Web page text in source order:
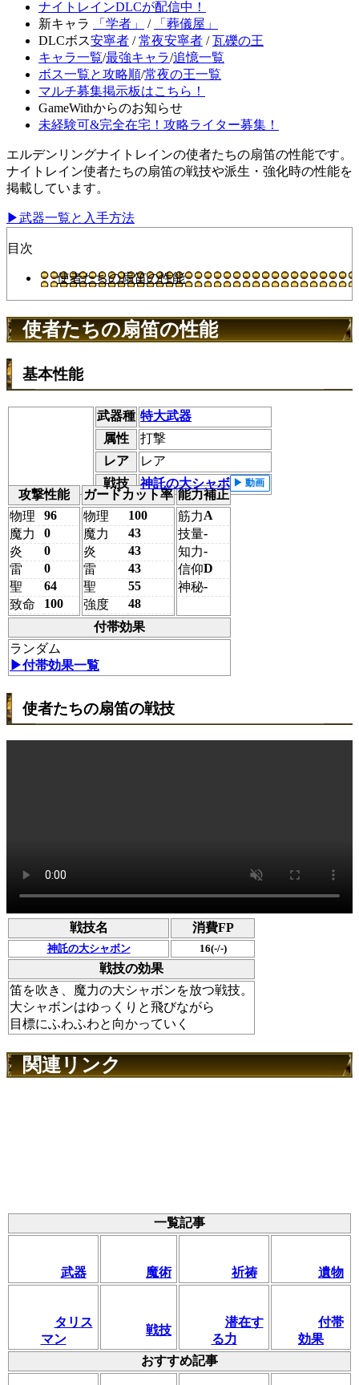
ナイトレインDLCが配信中！
新キャラ
「学者」 /
「葬儀屋」
DLCボス安寧者 /常夜安寧者 /瓦礫の王
キャラ一覧/最強キャラ/追憶一覧
ボス一覧と攻略順/常夜の王一覧
マルチ募集掲示板はこちら！
GameWithからのお知らせ
未経験可&完全在宅！攻略ライター募集！
エルデンリングナイトレインの使者たちの扇笛の性能です。
ナイトレイン使者たちの扇笛の戦技や派生・強化時の性能を
掲載しています。
▶武器一覧と入手方法
目次
使者たちの扇笛の性能
使者たちの扇笛の性能
基本性能
武器種 特大武器
属性
打撃
レア
レア
戦技
神託の大シャボン
攻撃性能
ガードカット率 能力補正
物理
96
魔力
0
炎
0
雷
0
聖
64
致命
100
物理
100
魔力
43
炎
43
雷
43
聖
55
強度
48
筋力A
技量-
知力-
信仰D
神秘-
付帯効果
ランダム
▶︎付帯効果一覧
使者たちの扇笛の戦技
戦技名 消費FP
神託の大シャボン 16(-/-)
戦技の効果
笛を吹き、魔力の大シャボンを放つ戦技。
大シャボンはゆっくりと飛びながら
目標にふわふわと向かっていく
関連リンク
一覧記事
武器 魔術 祈祷 遺物
タリス
マン
戦技
潜在す
る力
付帯
効果
おすすめ記事